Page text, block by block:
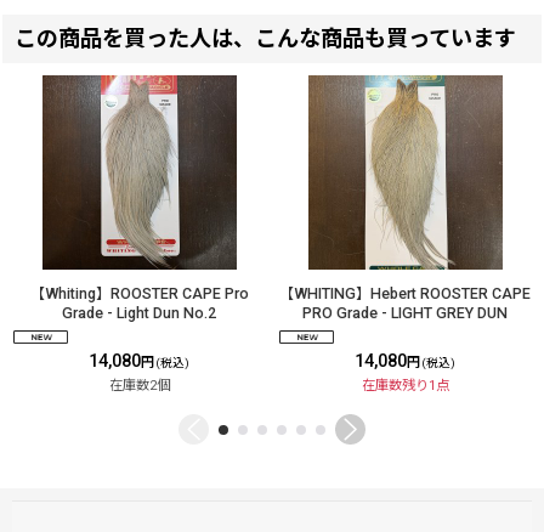
この商品を買った人は、こんな商品も買っています
【Whiting】ROOSTER CAPE Pro
Grade - Light Dun No.2
14,080円 (税込)
在庫数2個
【WHITING】Hebert ROOSTER CAPE
PRO Grade - LIGHT GREY DUN
14,080円 (税込)
在庫数残り1点